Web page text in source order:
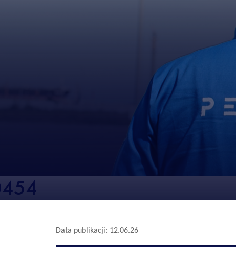
Data publikacji: 12.06.26